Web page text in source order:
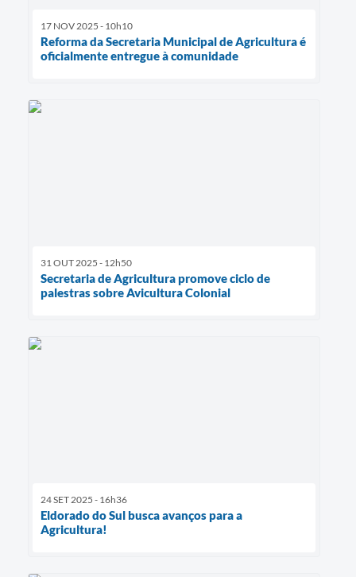
17 NOV 2025 - 10h10
Reforma da Secretaria Municipal de Agricultura é
oficialmente entregue à comunidade
31 OUT 2025 - 12h50
Secretaria de Agricultura promove ciclo de
palestras sobre Avicultura Colonial
24 SET 2025 - 16h36
Eldorado do Sul busca avanços para a
Agricultura!